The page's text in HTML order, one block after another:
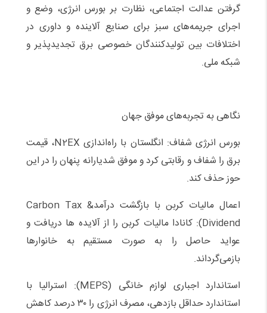
گرفتن عدالت اجتماعی، نظارت بر بورس انرژی، وضع و
اجرای جریمه‌های سبز برای صنایع آلاینده و داوری در
اختلافات بین تولیدکنندگان خصوصی برق تجدیدپذیر و
شبکه ملی.
نگاهی به تجربه‌های موفق جهان
بورس انرژی شفاف: انگلستان با راه‌اندازی N2EX، قیمت
برق را شفاف و رقابتی کرد و موفق شدیارانه پنهان را در این
حوز حذف کند.
اعمال مالیات کربن با بازگشت درآمدCarbon Tax &
Dividend): کانادا مالیات کربن را از آلایده ها دریافت و
عواید حاصل را به صورت مستقیم به خانوارها
بازمی‌گرداند.
استاندارد اجباری لوازم خانگی (MEPS): استرالیا با
استاندارد حداقل بازدهی، مصرف انرژی را ۳۰ درصد کاهش